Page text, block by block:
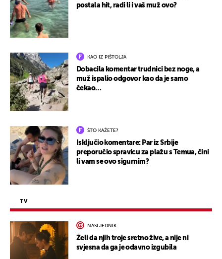
postala hit, radi li i vaš muž ovo?
KAO IZ PIŠTOLJA
Dobacila komentar trudnici bez noge, a
muž ispalio odgovor kao da je samo
čekao…
ŠTO KAŽETE?
Isključio komentare: Par iz Srbije
preporučio spravicu za plažu s Temua, čini
li vam se ovo sigurnim?
TV
NASLJEDNIK
Želi da njih troje sretno žive, a nije ni
svjesna da ga je odavno izgubila